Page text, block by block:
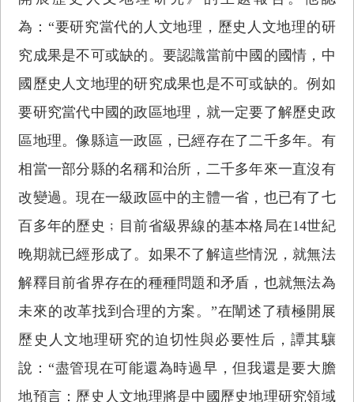
為：“要研究當代的人文地理，歷史人文地理的研
究成果是不可或缺的。要認識當前中國的國情，中
國歷史人文地理的研究成果也是不可或缺的。例如
要研究當代中國的政區地理，就一定要了解歷史政
區地理。像縣這一政區，已經存在了二千多年。有
相當一部分縣的名稱和治所，二千多年來一直沒有
改變過。現在一級政區中的主體一省，也已有了七
百多年的歷史﹔目前省級界線的基本格局在14世紀
晚期就已經形成了。如果不了解這些情況，就無法
解釋目前省界存在的種種問題和矛盾，也就無法為
未來的改革找到合理的方案。”在闡述了積極開展
歷史人文地理研究的迫切性與必要性后，譚其驤
說：“盡管現在可能還為時過早，但我還是要大膽
地預言：歷史人文地理將是中國歷史地理研究領域